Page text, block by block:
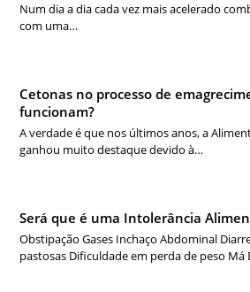
Num dia a dia cada vez mais acelerado
com uma…
Cetonas no processo de
funcionam?
A verdade é que nos últimos anos, a
ganhou muito destaque devido à…
Será que é uma Intolerância
Obstipação Gases Inchaço Abdominal
pastosas Dificuldade em perda de peso Má